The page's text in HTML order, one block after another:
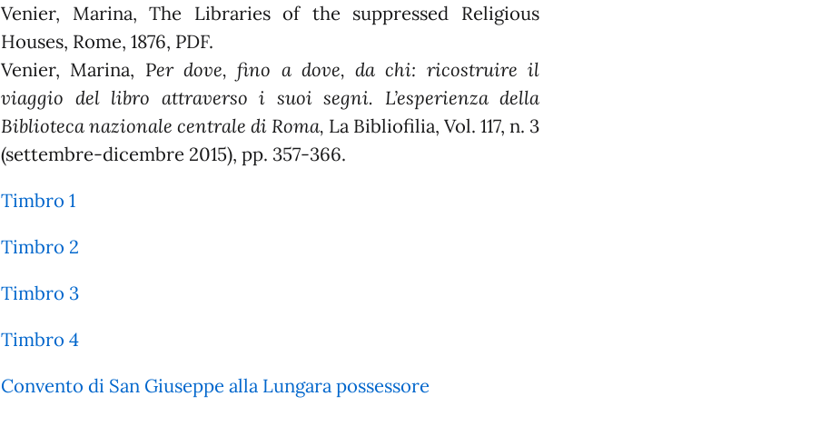
Venier, Marina, The Libraries of the suppressed Religious
Houses, Rome, 1876, PDF.
Venier, Marina, Per dove, fino a dove, da chi: ricostruire il
viaggio del libro attraverso i suoi segni. L’esperienza della
Biblioteca nazionale centrale di Roma, La Bibliofilia, Vol. 117, n. 3
(settembre-dicembre 2015), pp. 357-366.
Timbro 1
Timbro 2
Timbro 3
Timbro 4
Convento di San Giuseppe alla Lungara possessore